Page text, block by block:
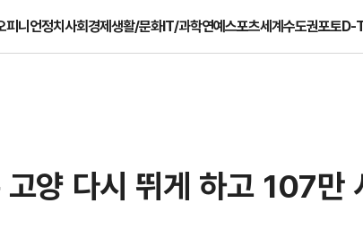
피니언정치사회경제생활/문화IT/과학연예스포츠세계수도권포토D-
양 다시 뛰게 하고 107만